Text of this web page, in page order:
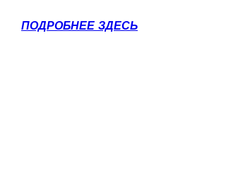
ПОДРОБНЕЕ ЗДЕСЬ